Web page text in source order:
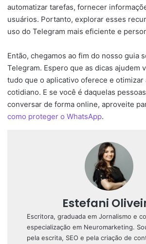
automatizar tarefas, fornecer
usuários. Portanto, explorar esses
uso do Telegram mais eficiente e
Então, chegamos ao fim do nosso guia
Telegram. Espero que as dicas ajudem
tudo que o aplicativo oferece e otimizar
cotidiano. E se você é daquelas
conversar de forma online, aproveite
como proteger o WhatsApp.
Estefani
Escritora, graduada em Jornalismo e
especialização em Neuromarketing.
pela escrita, SEO e pela criação de